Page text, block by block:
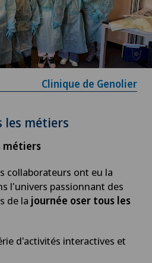
Clinique de Genolier
les métiers
métiers
collaborateurs ont eu la
l'univers passionnant des
de la journée oser tous les
d'activités interactives et